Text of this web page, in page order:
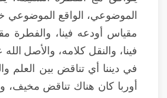
الموضوعي، الواقع الموضوعي
مقياس أودعه فينا، والفطرة
فينا، والنقل كلامه، والأصل
في ديننا أي تناقض بين العلم
أوربا كان هناك تناقض مخيف،